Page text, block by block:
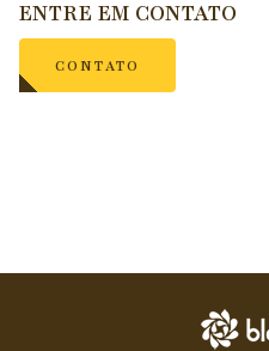
ENTRE EM CONTATO
CONTATO